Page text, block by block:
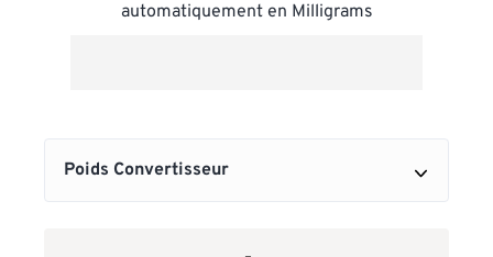
automatiquement en Milligrams